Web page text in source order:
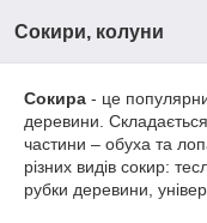
Сокири, колуни
Сокира - це
деревини.
частини – обуха та
різних видів сокир:
рубки деревини,